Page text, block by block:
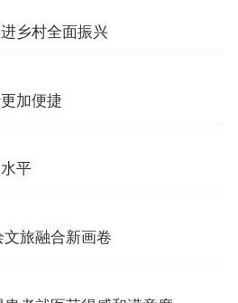
乡村全面振兴
加便捷
平
旅融合新画卷